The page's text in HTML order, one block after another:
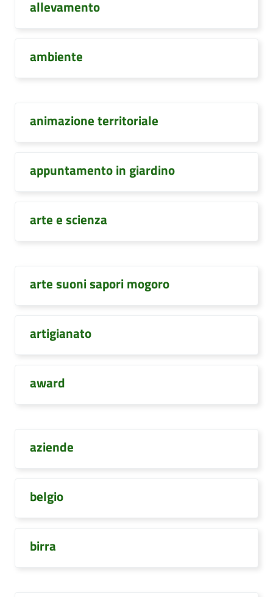
allevamento
ambiente
animazione territoriale
appuntamento in giardino
arte e scienza
arte suoni sapori mogoro
artigianato
award
aziende
belgio
birra